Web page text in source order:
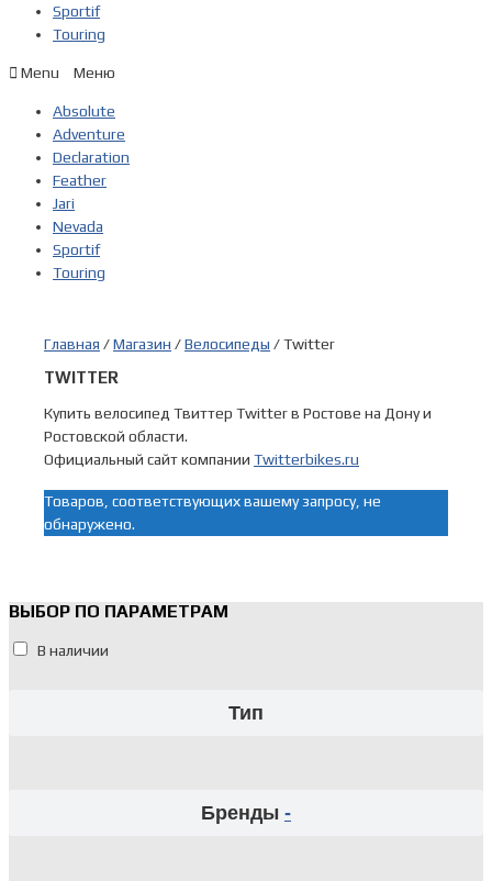
Sportif
Touring
Menu
Absolute
Adventure
Declaration
Feather
Jari
Nevada
Sportif
Touring
Главная /Магазин /Велосипеды / Twitter
TWITTER
Купить велосипед Твиттер Twitter в Ростове на Дону и
Ростовской области.
Официальный сайт компании Twitterbikes.ru
Товаров, соответствующих вашему запросу, не
обнаружено.
ВЫБОР ПО ПАРАМЕТРАМ
В наличии
Тип
Бренды -